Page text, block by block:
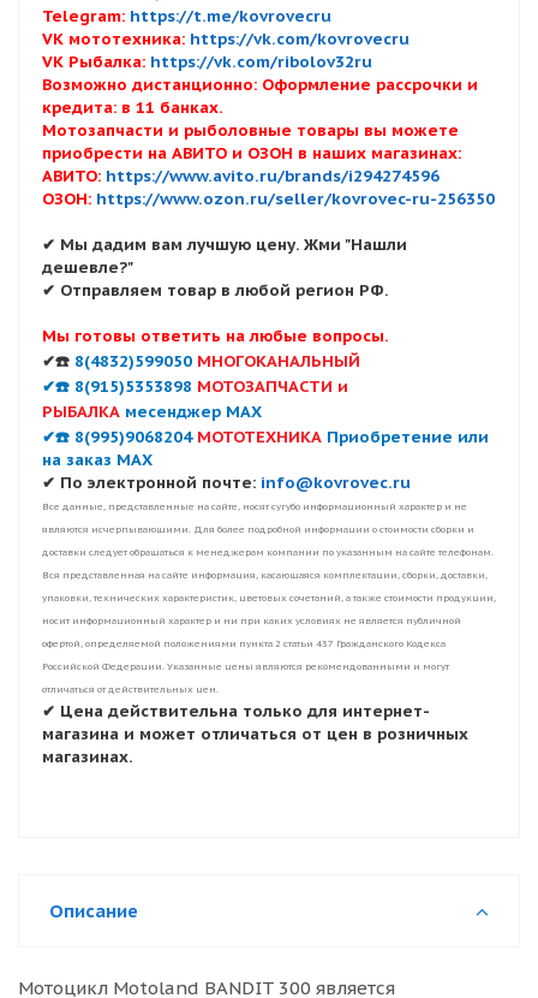
Telegram: https://t.me/kovrovecru
VK мототехника: https://vk.com/kovrovecru
VK Рыбалка: https://vk.com/ribolov32ru
Возможно дистанционно: Оформление рассрочки и
кредита: в 11 банках.
Мотозапчасти и рыболовные товары вы можете
приобрести на АВИТО и ОЗОН в наших магазинах:
АВИТО: https://www.avito.ru/brands/i294274596
ОЗОН: https://www.ozon.ru/seller/kovrovec-ru-256350
✔ Мы дадим вам лучшую цену. Жми "Нашли
дешевле?"
✔ Отправляем товар в любой регион РФ.
Мы готовы ответить на любые вопросы.
✔☎️ 8(4832)599050 МНОГОКАНАЛЬНЫЙ
✔☎️ 8(915)5353898 МОТОЗАПЧАСТИ и
РЫБАЛКА месенджер MAX
✔☎️ 8(995)9068204 МОТОТЕХНИКА Приобретение или
на заказ MAX
✔ По электронной почте: info@kovrovec.ru
Все данные, представленные на сайте, носят сугубо информационный характер и не
являются исчерпывающими. Для более подробной информации о стоимости сборки и
доставки следует обращаться к менеджерам компании по указанным на сайте телефонам.
Вся представленная на сайте информация, касающаяся комплектации, сборки, доставки,
упаковки, технических характеристик, цветовых сочетаний, а также стоимости продукции,
носит информационный характер и ни при каких условиях не является публичной
офертой, определяемой положениями пункта 2 статьи 437 Гражданского Кодекса
Российской Федерации. Указанные цены являются рекомендованными и могут
отличаться от действительных цен.
✔ Цена действительна только для интернет-
магазина и может отличаться от цен в розничных
магазинах.
Описание
Мотоцикл Motoland BANDIT 300 является